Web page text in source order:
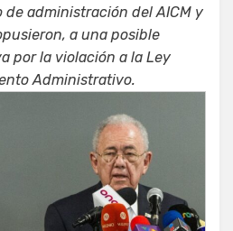
de administración del AICM y
a una posible
por la violación a la Ley
Administrativo.